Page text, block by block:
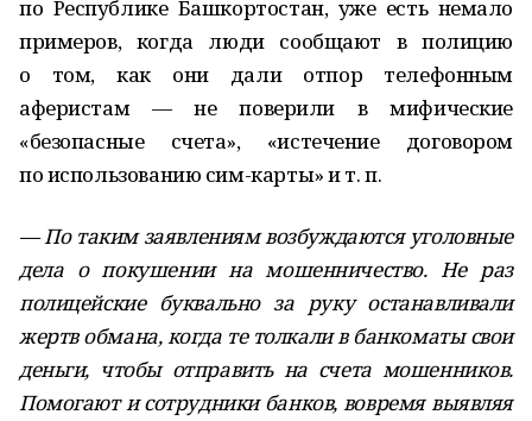
по Республике Башкортостан, уже есть немало
примеров, когда люди сообщают в полицию
о том, как они дали отпор телефонным
аферистам — не поверили в мифические
«безопасные счета», «истечение договором
по использованию сим-карты» и т. п.
— По таким заявлениям возбуждаются уголовные
дела о покушении на мошенничество. Не раз
полицейские буквально за руку останавливали
жертв обмана, когда те толкали в банкоматы свои
деньги, чтобы отправить на счета мошенников.
Помогают и сотрудники банков, вовремя выявляя